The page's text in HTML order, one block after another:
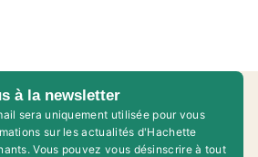
à la newsletter
sera uniquement utilisée pour vous
sur les actualités d'Hachette
Vous pouvez vous désinscrire à tout